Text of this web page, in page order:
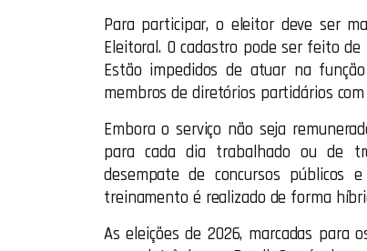
Para participar, o eleitor deve ser
Eleitoral. O cadastro pode ser feito
Estão impedidos de atuar na
membros de diretórios partidários
Embora o serviço não seja
para cada dia trabalhado ou de
desempate de concursos públicos
treinamento é realizado de forma
As eleições de 2026, marcadas para